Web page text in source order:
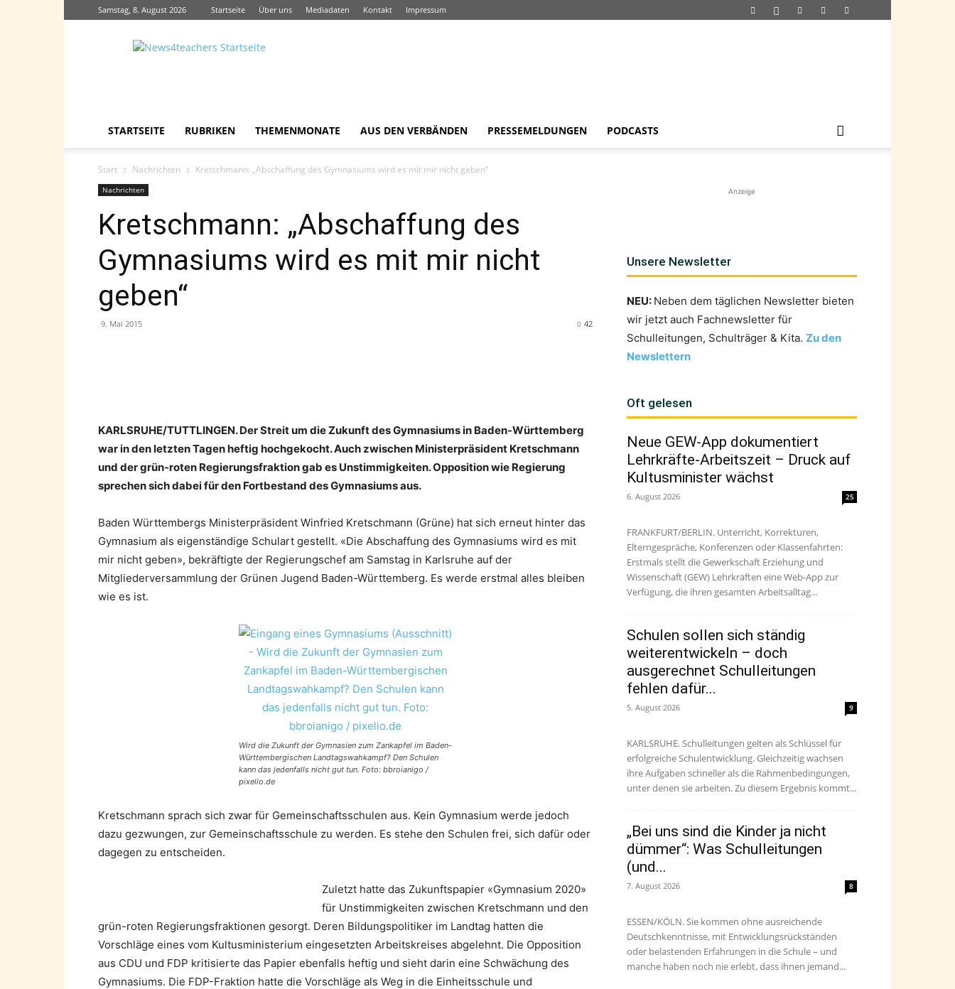
Samstag, 8. August 2026 Startseite Über uns Mediadaten Kontakt Impressum
News4teachers
STARTSEITE RUBRIKEN THEMENMONATE AUS DEN VERBÄNDEN PRESSEMELDUNGEN PODCASTS
Start Nachrichten Kretschmann: „Abschaffung des Gymnasiums wird es mit mir nicht geben“
Nachrichten
Kretschmann: „Abschaffung des
Gymnasiums wird es mit mir nicht
geben“
9. Mai 2015 42
KARLSRUHE/TUTTLINGEN. Der Streit um die Zukunft des Gymnasiums in Baden-Württemberg
war in den letzten Tagen heftig hochgekocht. Auch zwischen Ministerpräsident Kretschmann
und der grün-roten Regierungsfraktion gab es Unstimmigkeiten. Opposition wie Regierung
sprechen sich dabei für den Fortbestand des Gymnasiums aus.
Baden Württembergs Ministerpräsident Winfried Kretschmann (Grüne) hat sich erneut hinter das
Gymnasium als eigenständige Schulart gestellt. «Die Abschaffung des Gymnasiums wird es mit
mir nicht geben», bekräftigte der Regierungschef am Samstag in Karlsruhe auf der
Mitgliederversammlung der Grünen Jugend Baden-Württemberg. Es werde erstmal alles bleiben
wie es ist.
Wird die Zukunft der Gymnasien zum Zankapfel im Baden-
Württembergischen Landtagswahkampf? Den Schulen
kann das jedenfalls nicht gut tun. Foto: bbroianigo /
pixelio.de
Kretschmann sprach sich zwar für Gemeinschaftsschulen aus. Kein Gymnasium werde jedoch
dazu gezwungen, zur Gemeinschaftsschule zu werden. Es stehe den Schulen frei, sich dafür oder
dagegen zu entscheiden.
Zuletzt hatte das Zukunftspapier «Gymnasium 2020»
für Unstimmigkeiten zwischen Kretschmann und den
grün-roten Regierungsfraktionen gesorgt. Deren Bildungspolitiker im Landtag hatten die
Vorschläge eines vom Kultusministerium eingesetzten Arbeitskreises abgelehnt. Die Opposition
aus CDU und FDP kritisierte das Papier ebenfalls heftig und sieht darin eine Schwächung des
Gymnasiums. Die FDP-Fraktion hatte die Vorschläge als Weg in die Einheitsschule und
Anzeige
Unsere Newsletter
NEU: Neben dem täglichen Newsletter bieten
wir jetzt auch Fachnewsletter für
Schulleitungen, Schulträger & Kita. Zu den
Newslettern
Oft gelesen
Neue GEW-App dokumentiert
Lehrkräfte-Arbeitszeit – Druck auf
Kultusminister wächst
6. August 2026 25
FRANKFURT/BERLIN. Unterricht, Korrekturen,
Elterngespräche, Konferenzen oder Klassenfahrten:
Erstmals stellt die Gewerkschaft Erziehung und
Wissenschaft (GEW) Lehrkräften eine Web-App zur
Verfügung, die ihren gesamten Arbeitsalltag...
Schulen sollen sich ständig
weiterentwickeln – doch
ausgerechnet Schulleitungen
fehlen dafür...
5. August 2026 9
KARLSRUHE. Schulleitungen gelten als Schlüssel für
erfolgreiche Schulentwicklung. Gleichzeitig wachsen
ihre Aufgaben schneller als die Rahmenbedingungen,
unter denen sie arbeiten. Zu diesem Ergebnis kommt...
„Bei uns sind die Kinder ja nicht
dümmer“: Was Schulleitungen
(und...
7. August 2026 8
ESSEN/KÖLN. Sie kommen ohne ausreichende
Deutschkenntnisse, mit Entwicklungsrückständen
oder belastenden Erfahrungen in die Schule – und
manche haben noch nie erlebt, dass ihnen jemand...